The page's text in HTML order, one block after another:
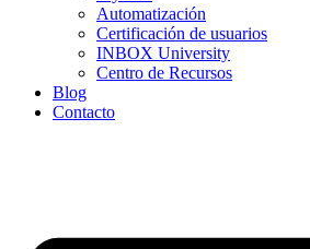
Automatización
Certificación de usuarios
INBOX University
Centro de Recursos
Blog
Contacto